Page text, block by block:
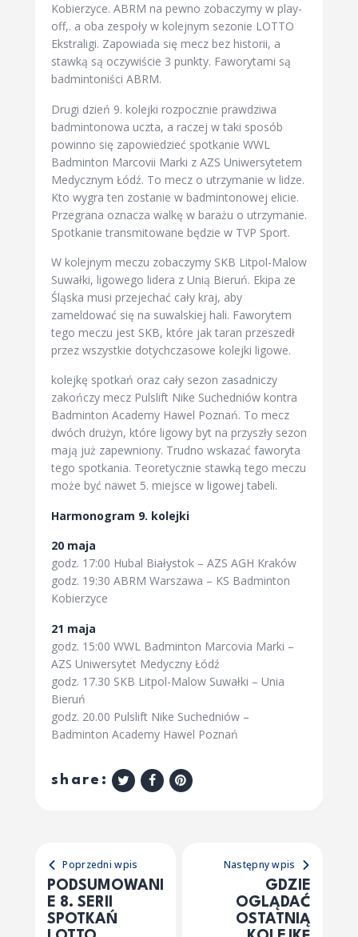
Kobierzyce. ABRM na pewno zobaczymy w play-
off,. a oba zespoły w kolejnym sezonie LOTTO
Ekstraligi. Zapowiada się mecz bez historii, a
stawką są oczywiście 3 punkty. Faworytami są
badmintoniści ABRM.
Drugi dzień 9. kolejki rozpocznie prawdziwa
badmintonowa uczta, a raczej w taki sposób
powinno się zapowiedzieć spotkanie WWL
Badminton Marcovii Marki z AZS Uniwersytetem
Medycznym Łódź. To mecz o utrzymanie w lidze.
Kto wygra ten zostanie w badmintonowej elicie.
Przegrana oznacza walkę w barażu o utrzymanie.
Spotkanie transmitowane będzie w TVP Sport.
W kolejnym meczu zobaczymy SKB Litpol-Malow
Suwałki, ligowego lidera z Unią Bieruń. Ekipa ze
Śląska musi przejechać cały kraj, aby
zameldować się na suwalskiej hali. Faworytem
tego meczu jest SKB, które jak taran przeszedł
przez wszystkie dotychczasowe kolejki ligowe.
kolejkę spotkań oraz cały sezon zasadniczy
zakończy mecz Pulslift Nike Suchedniów kontra
Badminton Academy Hawel Poznań. To mecz
dwóch drużyn, które ligowy byt na przyszły sezon
mają już zapewniony. Trudno wskazać faworyta
tego spotkania. Teoretycznie stawką tego meczu
może być nawet 5. miejsce w ligowej tabeli.
Harmonogram 9. kolejki
20 maja
godz. 17:00 Hubal Białystok – AZS AGH Kraków
godz. 19:30 ABRM Warszawa – KS Badminton
Kobierzyce
21 maja
godz. 15:00 WWL Badminton Marcovia Marki –
AZS Uniwersytet Medyczny Łódź
godz. 17.30 SKB Litpol-Malow Suwałki – Unia
Bieruń
godz. 20.00 Pulslift Nike Suchedniów –
Badminton Academy Hawel Poznań
share:
Poprzedni wpis
PODSUMOWANI
E 8. SERII
SPOTKAŃ
Następny wpis
GDZIE
OGLĄDAĆ
OSTATNIĄ